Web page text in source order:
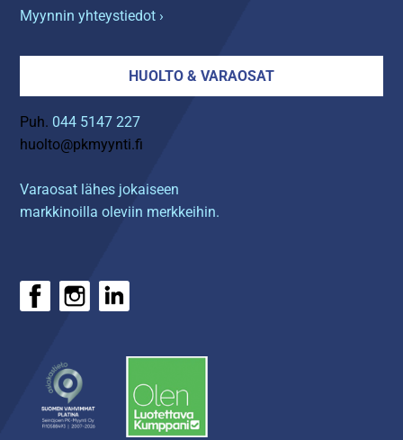
Myynnin yhteystiedot ›
HUOLTO & VARAOSAT
Puh. 044 5147 227
huolto@pkmyynti.fi
Varaosat lähes jokaiseen
markkinoilla oleviin merkkeihin.